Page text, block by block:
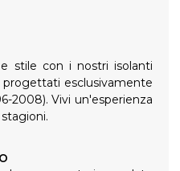
stile con i nostri isolanti
esclusivamente
2008). Vivi un'esperienza